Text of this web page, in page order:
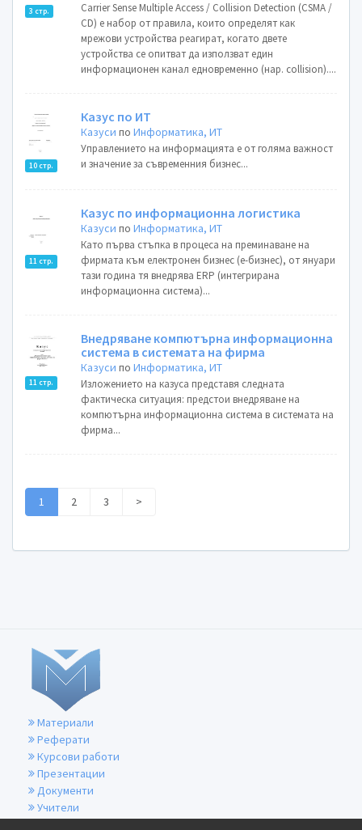
3 стр.
Carrier Sense Multiple Access / Collision Detection (CSMA /
CD) е набор от правила, които определят как
мрежови устройства реагират, когато двете
устройства се опитват да използват един
информационен канал едновременно (нар. collision)....
10 стр.
Казус по ИТ
Казуси поИнформатика, ИТ
Управлението на информацията е от голяма важност
и значение за съвременния бизнес...
11 стр.
Казус по информационна логистика
Казуси поИнформатика, ИТ
Като първа стъпка в процеса на преминаване на
фирмата към електронен бизнес (е-бизнес), от януари
тази година тя внедрява ERP (интегрирана
информационна система)...
11 стр.
Внедряване компютърна информационна
система в системата на фирма
Казуси поИнформатика, ИТ
Изложението на казуса представя следната
фактическа ситуация: предстои внедряване на
компютърна информационна система в системата на
фирма...
1 2 3 >
Материали
Реферати
Курсови работи
Презентации
Документи
Учители